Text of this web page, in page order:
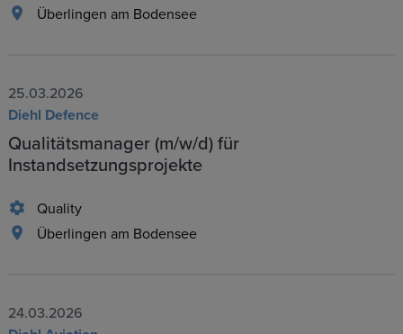
Überlingen am Bodensee
25.03.2026
Diehl Defence
Qualitätsmanager (m/w/d) für
Instandsetzungsprojekte
Quality
Überlingen am Bodensee
24.03.2026